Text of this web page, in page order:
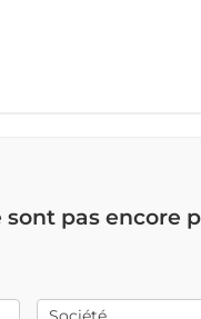
sont pas encore